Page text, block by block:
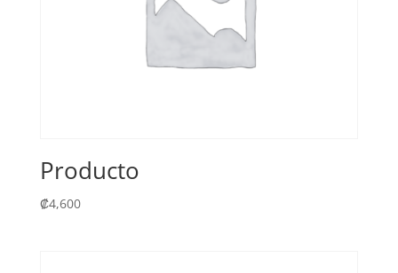
Producto
₡4,600